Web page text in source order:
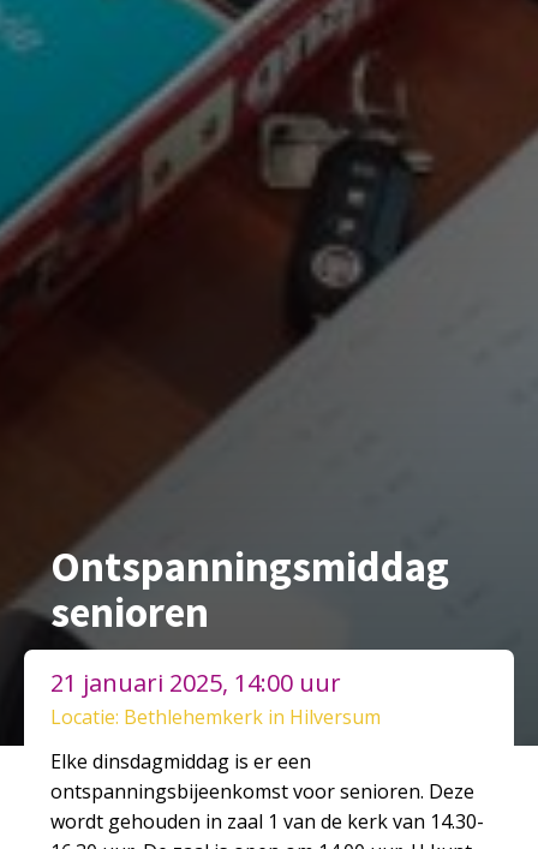
Ontspanningsmiddag
senioren
21 januari 2025, 14:00 uur
Locatie: Bethlehemkerk in Hilversum
Elke dinsdagmiddag is er een
ontspanningsbijeenkomst voor senioren. Deze
wordt gehouden in zaal 1 van de kerk van 14.30-